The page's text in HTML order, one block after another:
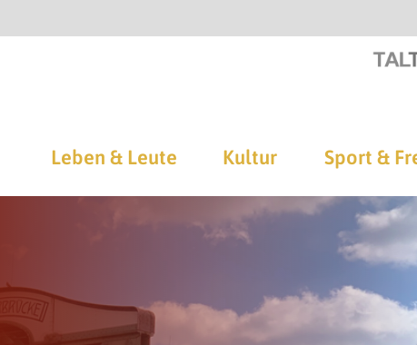
Leben & Leute Kultur Sport &